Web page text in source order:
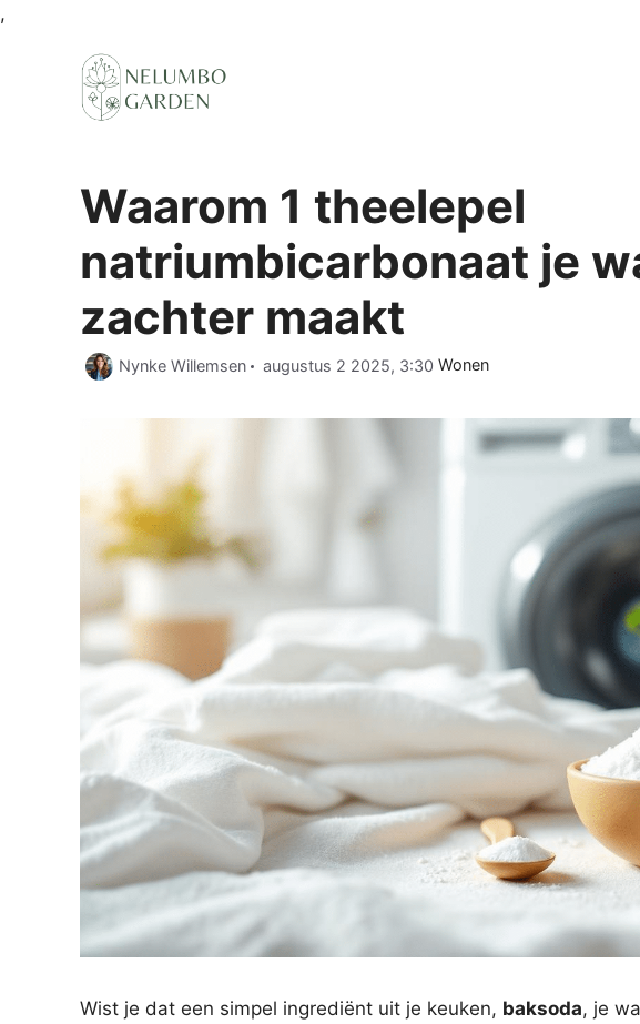
,
Waarom 1 theelepel
natriumbicarbonaat je
zachter maakt
Nynke Willemsen augustus 2 2025, 3:30 Categorieën
Wonen
Wist je dat een simpel ingrediënt uit je keuken, baksoda, je